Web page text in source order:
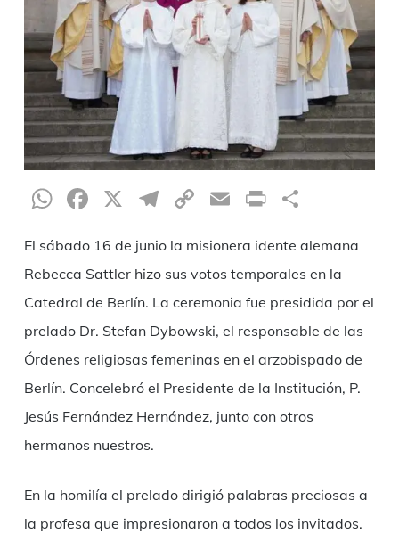
WhatsApp
Facebook
X Telegram
CopyEmailPrint
El sábado 16 de junio la misionera idente alemana
Rebecca Sattler hizo sus votos temporales en la
Catedral de Berlín. La ceremonia fue presidida por el
prelado Dr. Stefan Dybowski, el responsable de las
Órdenes religiosas femeninas en el arzobispado de
Berlín. Concelebró el Presidente de la Institución, P.
Jesús Fernández Hernández, junto con otros
hermanos nuestros.
En la homilía el prelado dirigió palabras preciosas a
la profesa que impresionaron a todos los invitados.